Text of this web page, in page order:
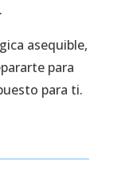
asequible,
para
para ti.